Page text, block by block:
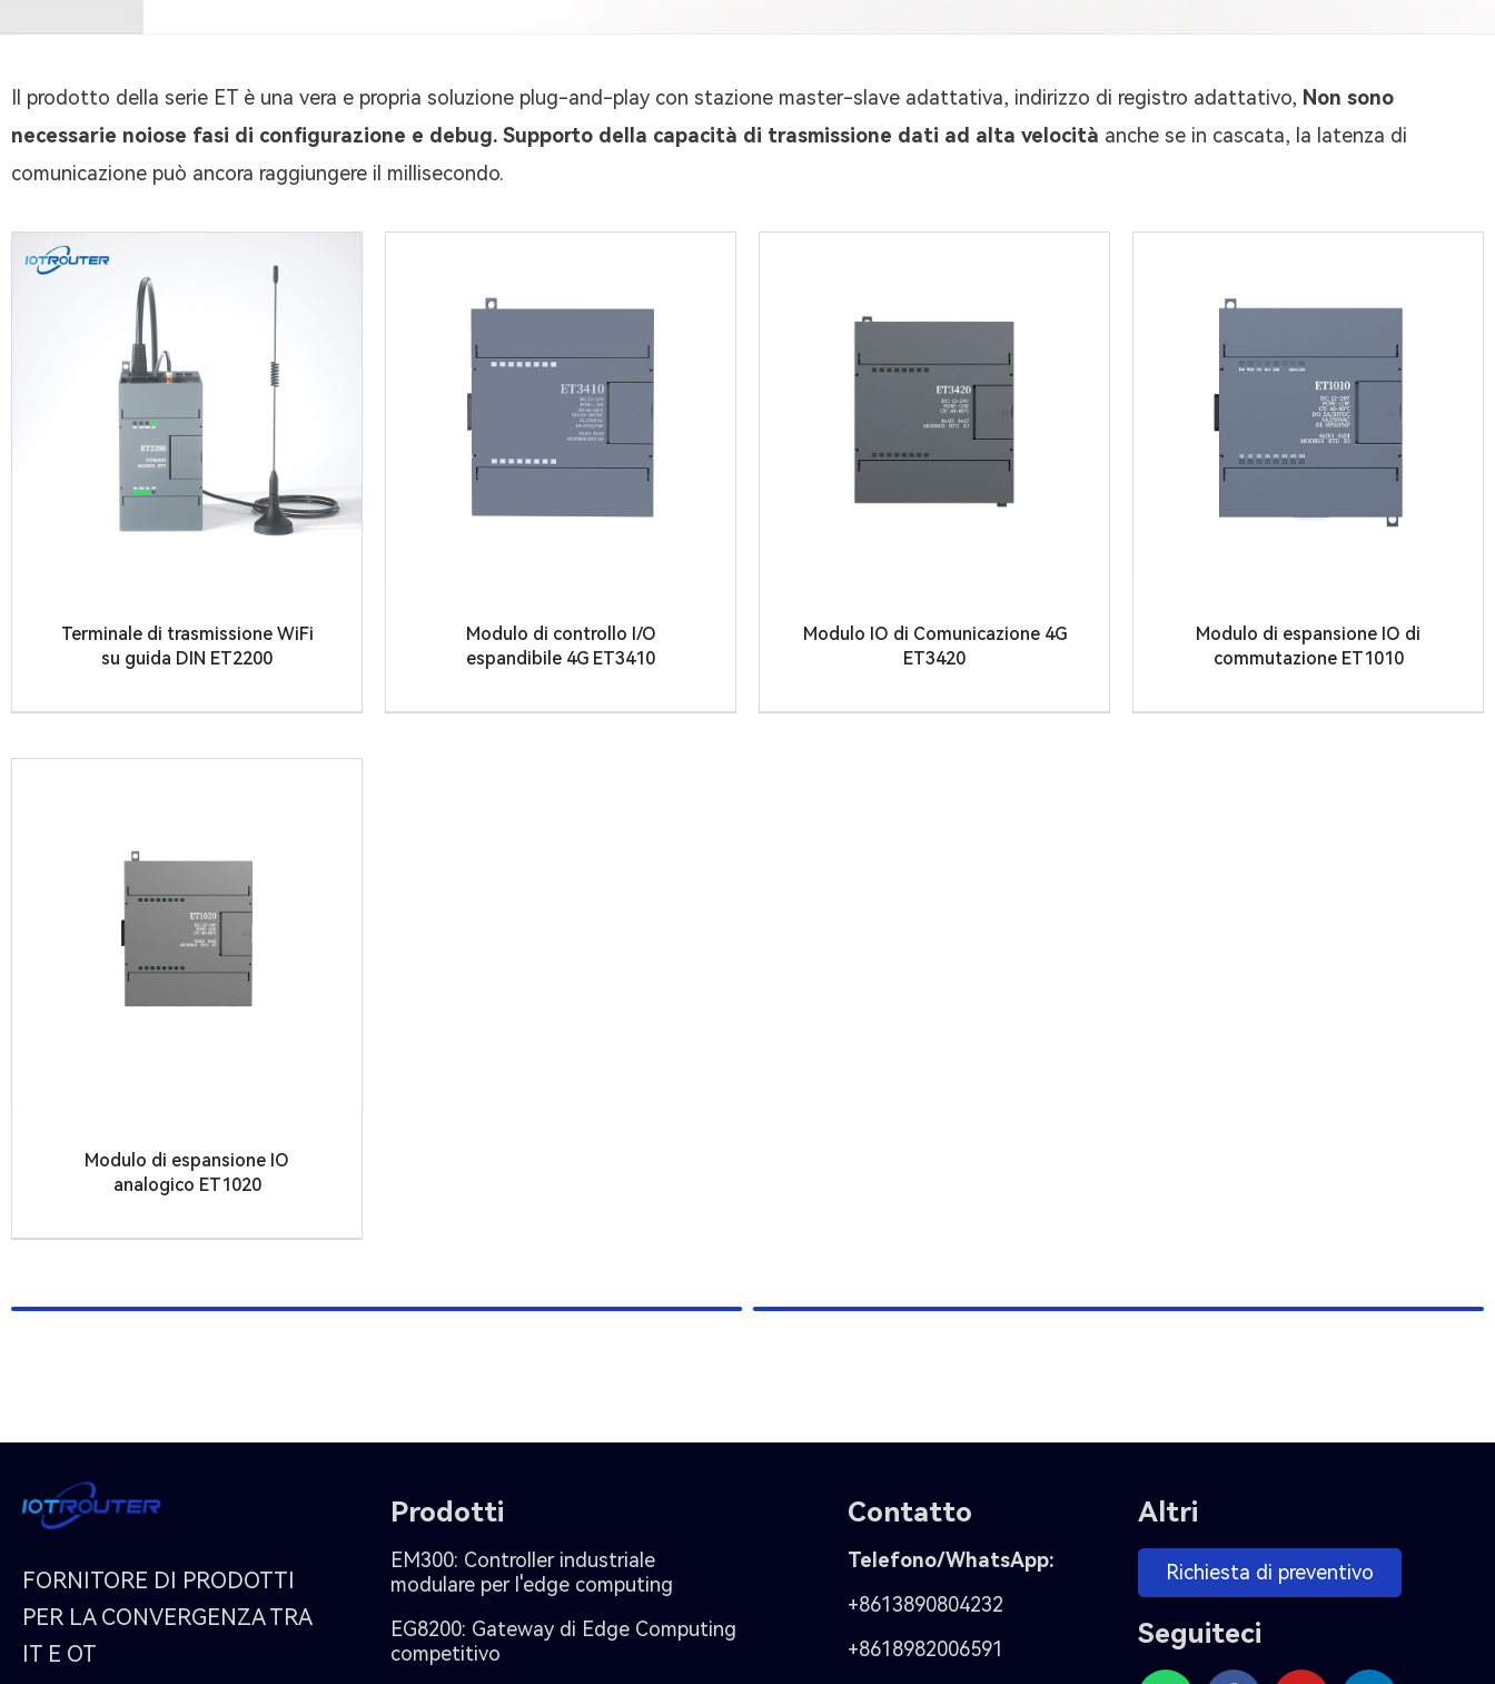
r
f
a
c
c
Il prodotto della serie ET è una vera e propria soluzione plug-and-play con stazione master-slave adattativa, indirizzo di registro adattativo, Non sono
necessarie noiose fasi di configurazione e debug. Supporto della capacità di trasmissione dati ad alta velocità anche se in cascata, la latenza di
comunicazione può ancora raggiungere il millisecondo.
Terminale di trasmissione WiFi
su guida DIN ET2200
Modulo di controllo I/O
espandibile 4G ET3410
Modulo IO di Comunicazione 4G
ET3420
Modulo di espansione IO di
commutazione ET1010
Modulo di espansione IO
analogico ET1020
FORNITORE DI PRODOTTI
PER LA CONVERGENZA TRA
IT E OT
Prodotti
EM300: Controller industriale
modulare per l'edge computing
EG8200: Gateway di Edge Computing
competitivo
Contatto
Telefono/WhatsApp:
+8613890804232
+8618982006591
Altri
Richiesta di preventivo
Seguiteci